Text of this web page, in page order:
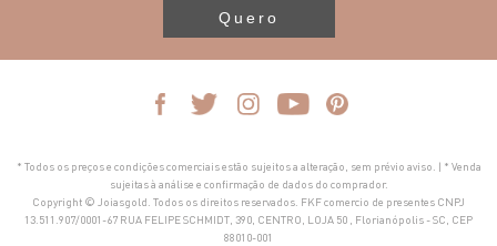
Quero
* Todos os preços e condições comerciais estão sujeitos a alteração, sem prévio aviso. | * Venda
sujeitas à análise e confirmação de dados do comprador.
Copyright © Joiasgold. Todos os direitos reservados. FKF comercio de presentes CNPJ
13.511.907/0001-67 RUA FELIPE SCHMIDT, 390, CENTRO, LOJA 50 , Florianópolis - SC, CEP
88010-001